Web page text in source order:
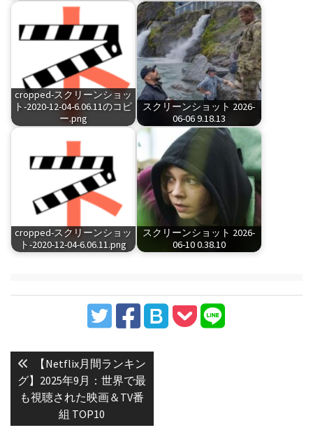
cropped-スクリーンショッ
ト-2020-12-04-6.06.11のコピ
ー.png
スクリーンショット 2026-
06-06 9.18.13
cropped-スクリーンショッ
ト-2020-12-04-6.06.11.png
スクリーンショット 2026-
06-10 0.38.10
稿
ナ
ビ
Previous
post:
【Netflix月間ランキン
グ】2025年9月：世界で最
も視聴された映画＆TV番
組 TOP10